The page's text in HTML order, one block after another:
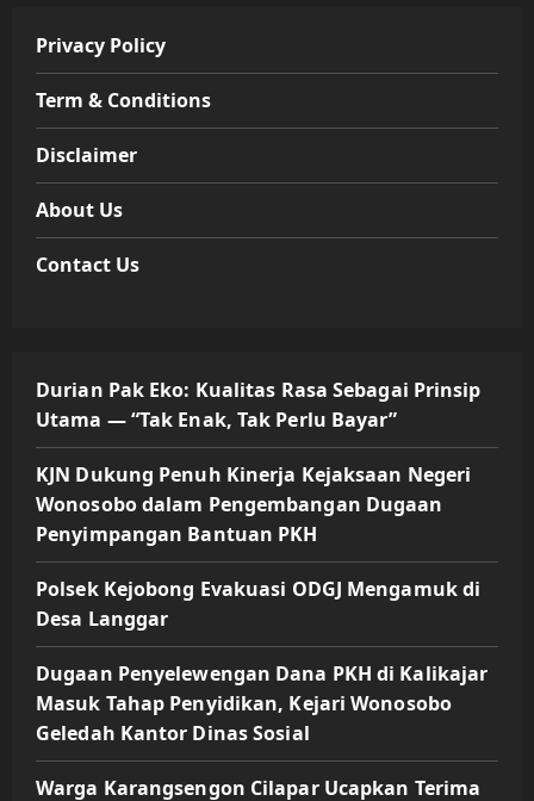
Privacy Policy
Term & Conditions
Disclaimer
About Us
Contact Us
Durian Pak Eko: Kualitas Rasa Sebagai Prinsip
Utama — “Tak Enak, Tak Perlu Bayar”
KJN Dukung Penuh Kinerja Kejaksaan Negeri
Wonosobo dalam Pengembangan Dugaan
Penyimpangan Bantuan PKH
Polsek Kejobong Evakuasi ODGJ Mengamuk di
Desa Langgar
Dugaan Penyelewengan Dana PKH di Kalikajar
Masuk Tahap Penyidikan, Kejari Wonosobo
Geledah Kantor Dinas Sosial
Warga Karangsengon Cilapar Ucapkan Terima